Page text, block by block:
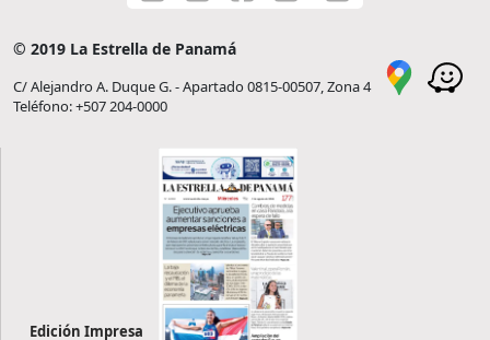
© 2019 La Estrella de Panamá
C/ Alejandro A. Duque G. - Apartado 0815-00507, Zona 4
Teléfono: +507 204-0000
Edición Impresa